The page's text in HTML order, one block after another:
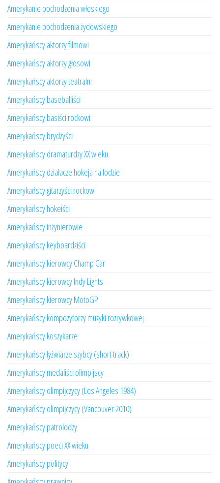
Amerykanie pochodzenia włoskiego
Amerykanie pochodzenia żydowskiego
Amerykańscy aktorzy filmowi
Amerykańscy aktorzy głosowi
Amerykańscy aktorzy teatralni
Amerykańscy baseballiści
Amerykańscy basiści rockowi
Amerykańscy brydżyści
Amerykańscy dramaturdzy XX wieku
Amerykańscy działacze hokeja na lodzie
Amerykańscy gitarzyści rockowi
Amerykańscy hokeiści
Amerykańscy inżynierowie
Amerykańscy keyboardziści
Amerykańscy kierowcy Champ Car
Amerykańscy kierowcy Indy Lights
Amerykańscy kierowcy MotoGP
Amerykańscy kompozytorzy muzyki rozrywkowej
Amerykańscy koszykarze
Amerykańscy łyżwiarze szybcy (short track)
Amerykańscy medaliści olimpijscy
Amerykańscy olimpijczycy (Los Angeles 1984)
Amerykańscy olimpijczycy (Vancouver 2010)
Amerykańscy patrolodzy
Amerykańscy poeci XX wieku
Amerykańscy politycy